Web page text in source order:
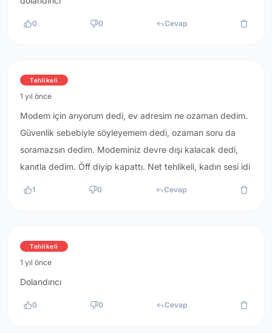
0 0 Cevap
Tehlikeli
1 yıl önce
Modem için arıyorum dedi, ev adresim ne ozaman dedim.
Güvenlik sebebiyle söyleyemem dedi, ozaman soru da
soramazsın dedim. Modeminiz devre dışı kalacak dedi,
kanıtla dedim. Öff diyip kapattı. Net tehlikeli, kadın sesi idi
1 0 Cevap
Tehlikeli
1 yıl önce
Dolandırıcı
0 0 Cevap